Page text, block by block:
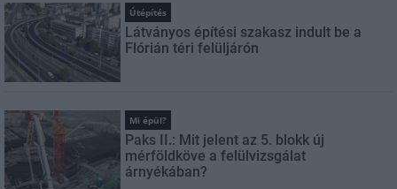
Útépítés
Látványos építési szakasz indult be a
Flórián téri felüljárón
Mi épül?
Paks II.: Mit jelent az 5. blokk új
mérföldköve a felülvizsgálat
árnyékában?